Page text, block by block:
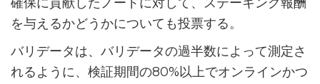
を与えるかどうかについても投票する。
バリデータは、バリデータの過半数によって測定さ
れるように、検証期間の80%以上でオンラインかつ